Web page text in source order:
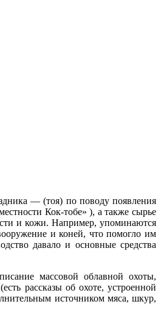
— (тоя) по поводу появления
Кок-тобе» ), а также сырье
и кожи. Например, упоминаются
и коней, что помогло им
давало и основные средства
массовой облавной охоты,
рассказы об охоте, устроенной
источником мяса, шкур,